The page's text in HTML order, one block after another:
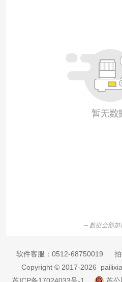
-- 数据全部加
软件客服： 0512-68750019
Copyright © 2017-2026
苏ICP备17024033号-1
苏